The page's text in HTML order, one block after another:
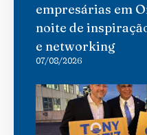
empresárias em
noite de
e networking
07/08/2026